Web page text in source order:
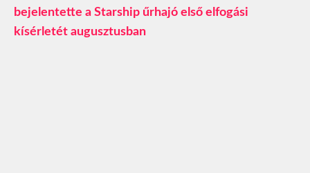
bejelentette a Starship űrhajó első elfogási
kísérletét augusztusban